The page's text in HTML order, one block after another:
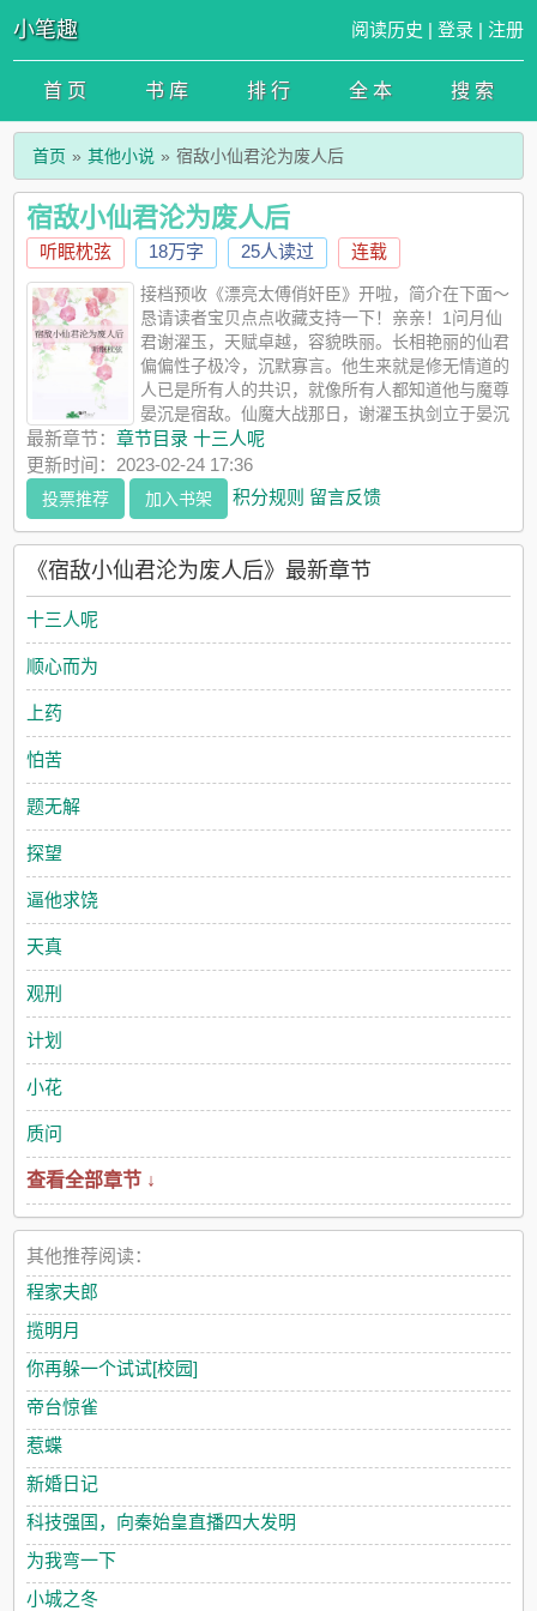
小笔趣 阅读历史 | 登录 | 注册
首 页 书 库 排 行 全 本 搜 索
首页 其他小说 宿敌小仙君沦为废人后
宿敌小仙君沦为废人后
听眠枕弦 18万字 25人读过 连载
接档预收《漂亮太傅俏奸臣》开啦，简介在下面～
恳请读者宝贝点点收藏支持一下！亲亲！1问月仙
君谢濯玉，天赋卓越，容貌昳丽。长相艳丽的仙君
偏偏性子极冷，沉默寡言。他生来就是修无情道的
人已是所有人的共识，就像所有人都知道他与魔尊
晏沉是宿敌。仙魔大战那日，谢濯玉执剑立于晏沉
面前，剑尖指向他的眼睛，神情冷若冰霜，眼中杀意尽显。面对
晏沉不可置信的质问，他只是微微凝眉，冷冷吐出一句“天下邪
魔，我固当诛。”世人拍手叫好，赞仙君为仙界镇石，有仙君除魔
卫道是天下大幸。却无人知道，站在他对面的魔头曾是他的爱
人。2晏沉再见谢濯玉时，他修为尽失、灵脉被废，昔日高高在上
的仙君已是废人一个，比凡人还脆弱。甚至，他好像还失忆了。
他恨谢濯玉入骨，明明该果断地杀了他，却在目光落到那毫无血
鸷，声音狠厉，“我才不会让你死得痛快。”3谢濯玉被宿敌囚于魔
宫，已经做好了被百般折磨的准备。晏沉阴晴不定，动不动就说
把他丢去万魔窟或者送去试毒，对他的恨意从不掩藏。可被安排
来伺候他的侍女却每日准时为他送来新鲜美味的饭食，在他偶尔
提出要求时马上点头答应，无人给他看半分脸色。时日一长，谢
濯玉觉出不对，心生困惑：魔君折磨人方式这么特别吗……？ 阅
读指南：1长情嘴硬心软宠妻魔尊攻x外冷内软冰皮糖糕小仙君受2
宿敌老婆变变变，破镜重圆+失忆，好大一泼狗血。主基调甜甜，
有一点虐，没有超级火葬场因为攻受其实都很爱对方。（tip：攻
前期恨受、不能接受自己喜欢受时期会对受很凶甚至伤害受，后
觉得不能接受前期相处模式的不用逼自己可以左上角）3偶尔捉
权模板，若有相同人物纯属巧合。（本文案改于202329）接档文
名门，十六岁就三元及第，是大靖立朝百年来最年轻的状元郎。
先帝盛赞其为“不世出的栋梁之材”，第二年就点他为太子太傅。裴
太傅容貌姝丽绝艳，但性子冷淡，拒人于千里。唯一可惜的是，
他是个中庸。饶是如此，有貌有才的裴聿行依旧是京中无数名门
闺秀倾慕之人。但谁也不知道风光霁月的裴大人其实藏着两个大
秘密。其中一个还与那狼子野心的权奸楼渊有关。2永宁三年冬，
圣上将裴太傅指婚给声名狼藉的权臣楼渊。圣旨一下，满朝哗
然，所有人都以为阴鸷的楼渊会当场发怒抗旨。然而下一刻，楼
渊竟面带微笑拱手行礼，爽快接旨，惊掉了所有人下巴。裴聿行
惊讶地抬眸望去，却对上了楼渊带着笑的眼睛，然后就见他嘴唇
轻动。 “裴大人，恭喜你我。”众文臣为裴聿行不平，赞其高义，
叹他可怜，暗道圣上昏庸；楼渊党羽觉得此乃圣上忌惮大人，赐
婚只为在大人身边埋刺。只有垂眼勾唇笑出来的楼渊知道，为了
求得这场姻缘，他早已蓄谋已久。今生重来一次，仇他要报，裴
聿行他也要。食用指南： 1心机深沉笑面虎权奸攻x对外清冷对攻
温软钓系、身体病弱文臣受 2攻重生，复仇和漂亮老婆我都要。 3
权谋小白初上路，攻受事业感情都很顺。 4古代abo不生子，乾元
a中庸b坤泽o。攻是乾元，受有惊喜w（这个书名真的好羞耻〃w
〃只是暂定，开文审核不过会修改）
最新章节：章节目录 十三人呢
更新时间：2023-02-24 17:36
投票推荐 加入书架 积分规则 留言反馈
《宿敌小仙君沦为废人后》最新章节
十三人呢
顺心而为
上药
怕苦
题无解
探望
逼他求饶
天真
观刑
计划
小花
质问
查看全部章节 ↓
其他推荐阅读：
程家夫郎
揽明月
你再躲一个试试[校园]
帝台惊雀
惹蝶
新婚日记
科技强国，向秦始皇直播四大发明
为我弯一下
小城之冬